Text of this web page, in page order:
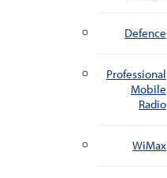
Defence
Professional
Mobile
Radio
WiMax